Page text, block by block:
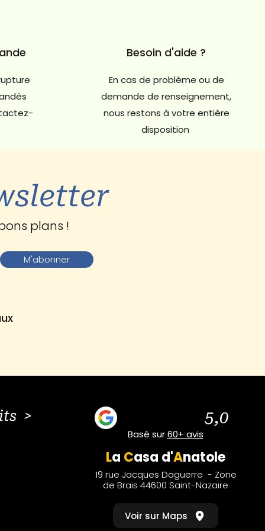
Besoin d'aide ?
En cas de problème ou de
demande de renseignement,
nous restons à votre entière
disposition
plans !
M'abonner
> 5,0
Basé sur60+ avis
La Casa d'Anatole
19 rue Jacques Daguerre - Zone
de Brais 44600 Saint-Nazaire
Voir sur Maps